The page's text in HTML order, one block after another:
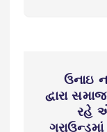
ઉનાઇ
દ્વારા
રહે